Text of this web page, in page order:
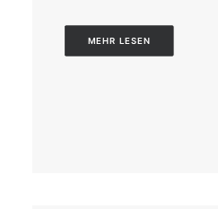
MEHR LESEN